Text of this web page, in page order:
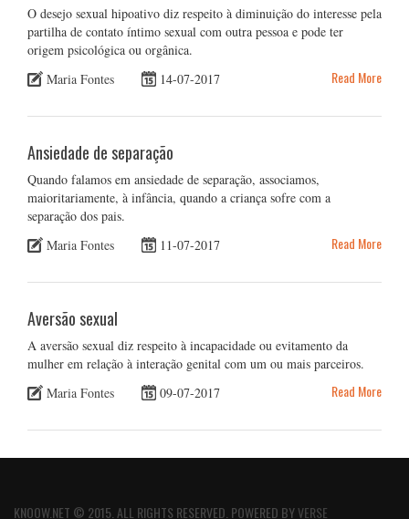
O desejo sexual hipoativo diz respeito à diminuição do interesse pela
partilha de contato íntimo sexual com outra pessoa e pode ter
origem psicológica ou orgânica.
Maria Fontes
14-07-2017 Read More
Ansiedade de separação
Quando falamos em ansiedade de separação, associamos,
maioritariamente, à infância, quando a criança sofre com a
separação dos pais.
Maria Fontes
11-07-2017 Read More
Aversão sexual
A aversão sexual diz respeito à incapacidade ou evitamento da
mulher em relação à interação genital com um ou mais parceiros.
Maria Fontes
09-07-2017 Read More
KNOOW.NET © 2015. ALL RIGHTS RESERVED. POWERED BYVERSE